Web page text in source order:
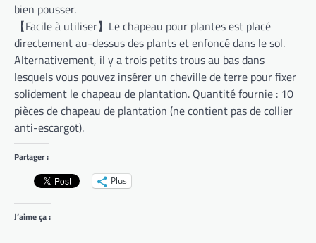
bien pousser.
【Facile à utiliser】Le chapeau pour plantes est placé
directement au-dessus des plants et enfoncé dans le sol.
Alternativement, il y a trois petits trous au bas dans
lesquels vous pouvez insérer un cheville de terre pour fixer
solidement le chapeau de plantation. Quantité fournie : 10
pièces de chapeau de plantation (ne contient pas de collier
anti-escargot).
Partager :
Plus
J’aime ça :